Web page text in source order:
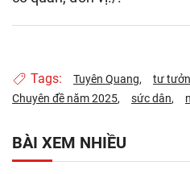
Tags: Tuyên Quang tư
Chuyên đề năm 2025
sức dân
BÀI XEM NHIỀU